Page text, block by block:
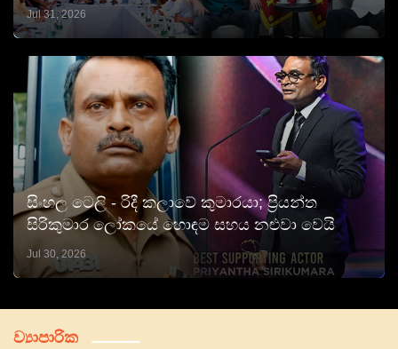
Jul 31, 2026
සිංහල ටෙලි - රිදී කලාවේ කුමාරයා; ප්‍රියන්ත
සිරිකුමාර ලෝකයේ හොඳම සහය නළුවා වෙයි
Jul 30, 2026
ව්‍යාපාරික